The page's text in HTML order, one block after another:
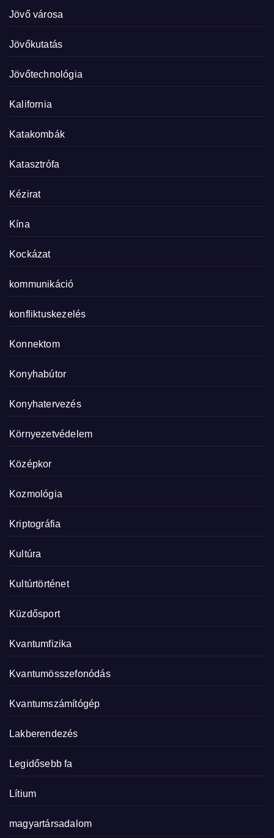
Jövő városa
Jövőkutatás
Jövőtechnológia
Kalifornia
Katakombák
Katasztrófa
Kézirat
Kína
Kockázat
kommunikáció
konfliktuskezelés
Konnektom
Konyhabútor
Konyhatervezés
Környezetvédelem
Középkor
Kozmológia
Kriptográfia
Kultúra
Kultúrtörténet
Küzdősport
Kvantumfizika
Kvantumösszefonódás
Kvantumszámítógép
Lakberendezés
Legidősebb fa
Lítium
magyartársadalom